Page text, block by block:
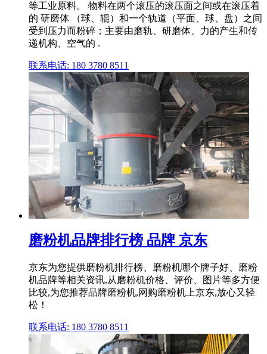
等工业原料。 物料在两个滚压的滚压面之间或在滚压着
的 研磨体 （球、辊）和一个轨道（平面、球、盘）之间
受到压力而粉碎；主要由磨轨、研磨体、力的产生和传
递机构、空气的 .
联系电话: 180 3780 8511
磨粉机品牌排行榜 品牌 京东
京东为您提供磨粉机排行榜、磨粉机哪个牌子好、磨粉
机品牌等相关资讯,从磨粉机价格、评价、图片等多方便
比较,为您推荐品牌磨粉机,网购磨粉机上京东,放心又轻
松！
联系电话: 180 3780 8511